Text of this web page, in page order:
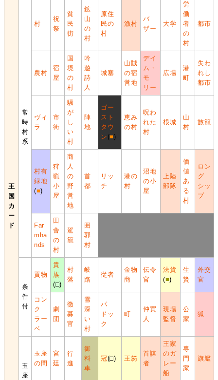
王
国
カ
ー
ド
常
時
村
系
村
祝
祭
貧
民
街
鉱
山
の
村
原住
民の
村
漁村
バ
ザー
大学
労
働
者
の
村
都市
農村
宿
屋
国
境
の
村
吟
遊
詩
人
城塞
山賊
の宿
営地
デイ
ム・
モ
リー
広場
港
町
失わ
れし
都市
ヴィ
ラ
市
街
騒
が
し
い
村
陣
地
ゴー
スト
タウ
ン (■)
恵み
の村
呪わ
れた
村
根城
山
村
旅籠
村有
緑地
(■)
狩
猟
小
屋
商
人
の
野
営
地
首
都
リッ
チ
港の
村
沼地
の小
屋
上陸
部隊
価
値
あ
る
村
ロン
グ
シッ
プ
Far
mha
nds
田
舎
の
村
駕
籠
囲
郭
村
条
件
付
貢物
貴
族
(□)
村
落
岐
路
従者
金物
商
伝令
官
法貨
(■)
生
贄
外交
官
コン
ク
ラー
ベ
劇
団
徴
募
官
雪
深
い
村
パ
ドッ
ク
町
仲買
人
現場
監督
公
家
狐
玉
座
玉座
の間
宮
廷
行
進
御
料
車
冠(□) 王笏
首謀
者
王家
のガ
レー
船
専
門
家
旗艦